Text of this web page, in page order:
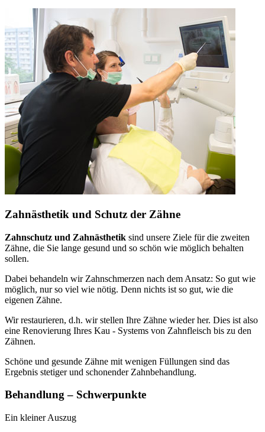
Zahnästhetik und Schutz der Zähne
Zahnschutz und Zahnästhetik sind unsere Ziele für die zweiten
Zähne, die Sie lange gesund und so schön wie möglich behalten
sollen.
Dabei behandeln wir Zahnschmerzen nach dem Ansatz: So gut wie
möglich, nur so viel wie nötig. Denn nichts ist so gut, wie die
eigenen Zähne.
Wir restaurieren, d.h. wir stellen Ihre Zähne wieder her. Dies ist also
eine Renovierung Ihres Kau - Systems von Zahnfleisch bis zu den
Zähnen.
Schöne und gesunde Zähne mit wenigen Füllungen sind das
Ergebnis stetiger und schonender Zahnbehandlung.
Behandlung – Schwerpunkte
Ein kleiner Auszug